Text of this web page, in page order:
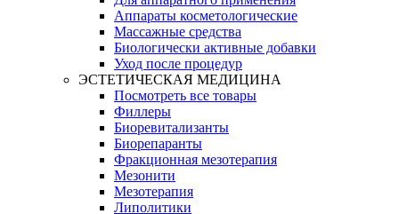
Аппараты косметологические
Массажные средства
Биологически активные добавки
Уход после процедур
ЭСТЕТИЧЕСКАЯ МЕДИЦИНА
Посмотреть все товары
Филлеры
Биоревитализанты
Биорепаранты
Фракционная мезотерапия
Мезонити
Мезотерапия
Липолитики